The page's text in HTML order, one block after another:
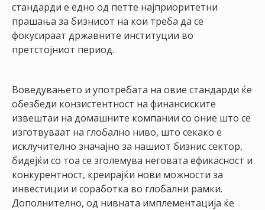
стандарди е едно од петте најприоритетни
прашања за бизнисот на кои треба да се
фокусираат државните институции во
претстојниот период.
Воведувањето и употребата на овие стандарди ќе
обезбеди конзистентност на финансиските
извештаи на домашните компании со оние што се
изготвуваат на глобално ниво, што секако е
исклучително значајно за нашиот бизнис сектор,
бидејќи со тоа се зголемува неговата ефикасност и
конкурентност, креирајќи нови можности за
инвестиции и соработка во глобални рамки.
Дополнително, од нивната имплементација ќе